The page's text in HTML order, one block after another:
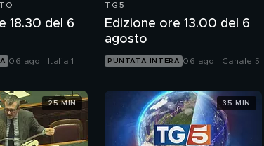
18.30 del 6
06 ago | Italia 1
TG5
Edizione ore 13.00 del 6
agosto
PUNTATA INTERA 06 ago | Canale 5
25 MIN 35 MIN